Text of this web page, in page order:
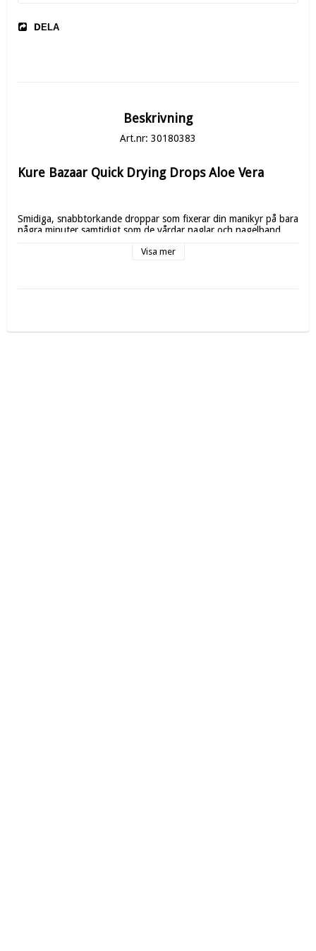
DELA
Beskrivning
Art.nr: 30180383
Kure Bazaar Quick Drying Drops Aloe Vera
Smidiga, snabbtorkande droppar som fixerar din manikyr på bara
några minuter samtidigt som de vårdar naglar och nagelband.
Den lätta, växtbaserade formulan är berikad med aloe vera och
Hur du använder Kure Bazaar Quick Drying Drops Aloe Vera
Visa mer